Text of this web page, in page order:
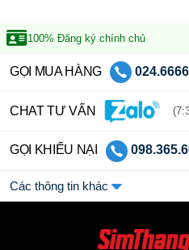
100% Đăng ký chính chủ
GỌI MUA HÀNG
CHAT TƯ VẤN
GỌI KHIẾU NẠI
Các thông tin khác